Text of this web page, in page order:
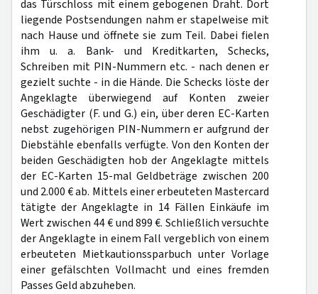
das Türschloss mit einem gebogenen Draht. Dort
liegende Postsendungen nahm er stapelweise mit
nach Hause und öffnete sie zum Teil. Dabei fielen
ihm u. a. Bank- und Kreditkarten, Schecks,
Schreiben mit PIN-Nummern etc. - nach denen er
gezielt suchte - in die Hände. Die Schecks löste der
Angeklagte überwiegend auf Konten zweier
Geschädigter (F. und G.) ein, über deren EC-Karten
nebst zugehörigen PIN-Nummern er aufgrund der
Diebstähle ebenfalls verfügte. Von den Konten der
beiden Geschädigten hob der Angeklagte mittels
der EC-Karten 15-mal Geldbeträge zwischen 200
und 2.000 € ab. Mittels einer erbeuteten Mastercard
tätigte der Angeklagte in 14 Fällen Einkäufe im
Wert zwischen 44 € und 899 €. Schließlich versuchte
der Angeklagte in einem Fall vergeblich von einem
erbeuteten Mietkautionssparbuch unter Vorlage
einer gefälschten Vollmacht und eines fremden
Passes Geld abzuheben.